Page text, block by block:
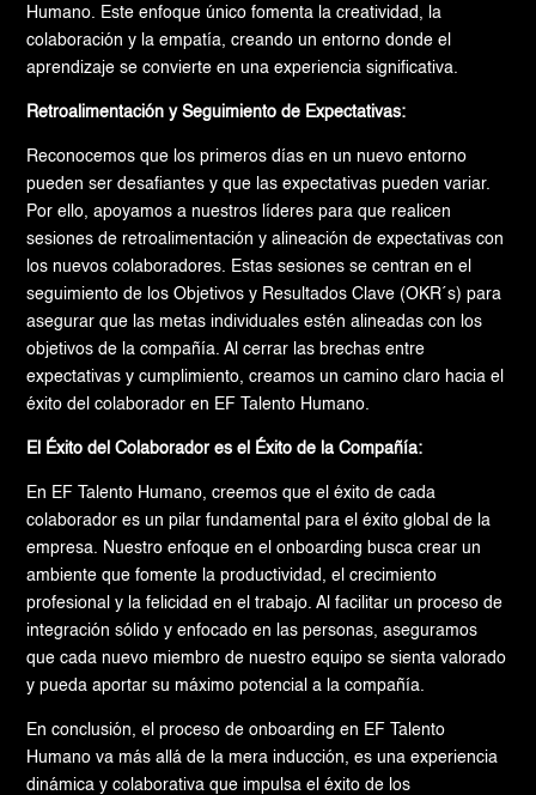
Humano. Este enfoque único fomenta la creatividad, la
colaboración y la empatía, creando un entorno donde el
aprendizaje se convierte en una experiencia significativa.
Retroalimentación y Seguimiento de Expectativas:
Reconocemos que los primeros días en un nuevo entorno
pueden ser desafiantes y que las expectativas pueden variar.
Por ello, apoyamos a nuestros líderes para que realicen
sesiones de retroalimentación y alineación de expectativas con
los nuevos colaboradores. Estas sesiones se centran en el
seguimiento de los Objetivos y Resultados Clave (OKR´s) para
asegurar que las metas individuales estén alineadas con los
objetivos de la compañía. Al cerrar las brechas entre
expectativas y cumplimiento, creamos un camino claro hacia el
éxito del colaborador en EF Talento Humano.
El Éxito del Colaborador es el Éxito de la Compañía:
En EF Talento Humano, creemos que el éxito de cada
colaborador es un pilar fundamental para el éxito global de la
empresa. Nuestro enfoque en el onboarding busca crear un
ambiente que fomente la productividad, el crecimiento
profesional y la felicidad en el trabajo. Al facilitar un proceso de
integración sólido y enfocado en las personas, aseguramos
que cada nuevo miembro de nuestro equipo se sienta valorado
y pueda aportar su máximo potencial a la compañía.
En conclusión, el proceso de onboarding en EF Talento
Humano va más allá de la mera inducción, es una experiencia
dinámica y colaborativa que impulsa el éxito de los